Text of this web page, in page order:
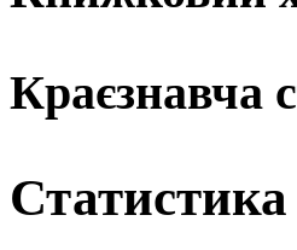
Краєзнавча
Статистика